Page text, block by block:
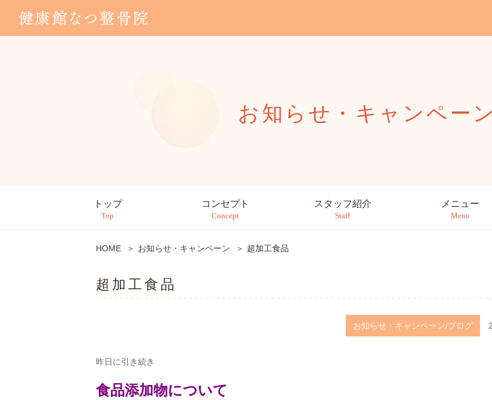
お知らせ・キャンペーン
トップ
Top
コンセプト
Concept
スタッフ紹介
Staff
メニュー
Menu
HOME お知らせ・キャンペーン 超加工食品
超加工食品
お知らせ・キャンペーン/ブログ
昨日に引き続き
食品添加物について